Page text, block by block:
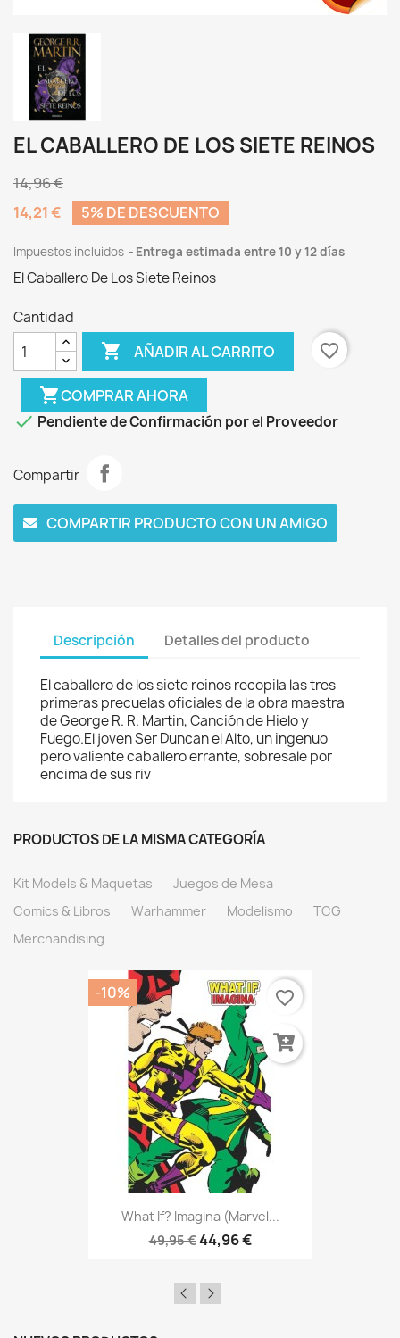
EL CABALLERO DE LOS SIETE REINOS
14,96 €
14,21 €
5% DE DESCUENTO
Impuestos incluidos Entrega estimada entre 10 y 12 días
El Caballero De Los Siete Reinos
Cantidad
 AÑADIR AL CARRITO favorite_border
shopping_cartCOMPRAR AHORA
 Pendiente de Confirmación por el Proveedor
Compartir
COMPARTIR PRODUCTO CON UN AMIGO
Descripción Detalles del producto
El caballero de los siete reinos recopila las tres
primeras precuelas oficiales de la obra maestra
de George R. R. Martin, Canción de Hielo y
Fuego.El joven Ser Duncan el Alto, un ingenuo
pero valiente caballero errante, sobresale por
encima de sus riv
PRODUCTOS DE LA MISMA CATEGORÍA
Kit Models & Maquetas
Juegos de Mesa
Comics & Libros
Warhammer Modelismo
TCG
Merchandising
What If? Imagina (Marvel...
49,95 €44,96 €
-10% favorite_border